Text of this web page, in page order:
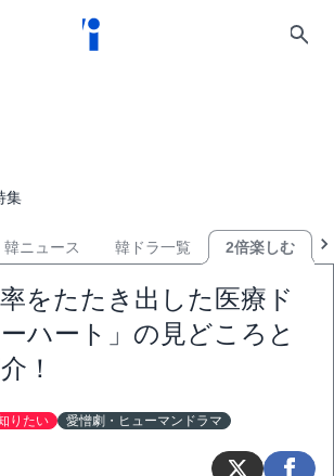
集
韓ニュース 韓ドラ一覧 2倍楽しむ
をたたき出した医療ド
ハート」の見どころと
！
りたい 愛憎劇・ヒューマンドラマ